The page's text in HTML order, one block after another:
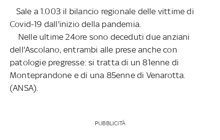
Sale a 1.003 il bilancio regionale delle vittime di
Covid-19 dall'inizio della pandemia.
Nelle ultime 24ore sono deceduti due anziani
dell'Ascolano, entrambi alle prese anche con
patologie pregresse: si tratta di un 81enne di
Monteprandone e di una 85enne di Venarotta.
(ANSA).
PUBBLICITÀ